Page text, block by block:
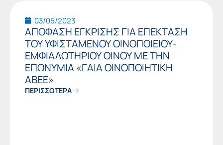
03/05/2023
ΑΠΟΦΑΣΗ ΕΓΚΡΙΣΗΣ ΓΙΑ ΕΠΕΚΤΑΣΗ
ΤΟΥ ΥΦΙΣΤΑΜΕΝΟΥ ΟΙΝΟΠΟΙΕΙΟΥ-
ΕΜΦΙΑΛΩΤΗΡΙΟΥ ΟΙΝΟΥ ΜΕ ΤΗΝ
ΕΠΩΝΥΜΙΑ «ΓΑΙΑ ΟΙΝΟΠΟΙΗΤΙΚΗ
ΑΒΕΕ»
ΠΕΡΙΣΣΟΤΕΡΑ